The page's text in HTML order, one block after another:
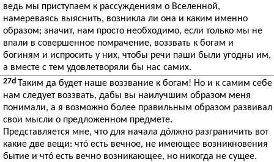
ведь мы приступаем к рассуждениям о Вселенной,
намереваясь выяснить, возникла ли она и каким именно
образом; значит, нам просто необходимо, если только мы не
впали в совершенное помрачение, воззвать к богам и
богиням и испросить у них, чтобы речи паши были угодны им,
а вместе с тем удовлетворяли бы нас самих.
27d Таким да будет наше воззвание к богам! Но и к самим себе
нам следует воззвать, дабы вы наилучшим образом меня
понимали, а я возможно более правильным образом развивал
свои мысли о предложенном предмете.
Представляется мне, что для начала дóлжно разграничить вот
какие две вещи: чтó есть вечное, не имеющее возникновения
бытие и чтó есть вечно возникающее, но никогда не сущее.